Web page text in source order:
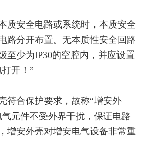
质安全电路或系统时，本质安全
路分开布置。无本质性安全回路
至少为IP30的空腔内，并应设置
开！”
符合保护要求，故称“增安外
元件不受外界干扰，保证电路
增安外壳对增安电气设备非常重